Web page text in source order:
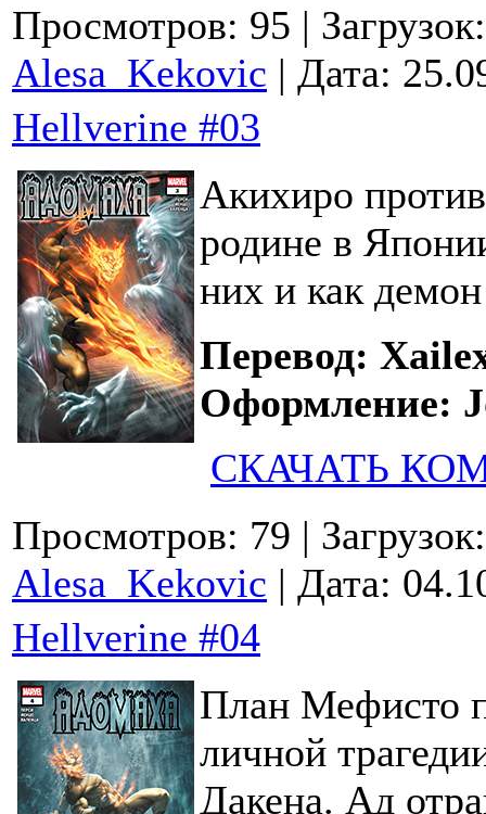
Просмотров: 95 |
Alesa_Kekovic | Дата:
Hellverine #03
Акихиро
родине в
них и как
Перевод:
Оформление:
СКАЧАТЬ
Просмотров: 79 |
Alesa_Kekovic | Дата:
Hellverine #04
План Мефисто
личной
Дакена. Ад